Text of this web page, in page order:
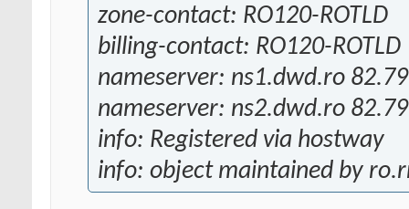
zone-contact: RO120-ROTLD
billing-contact: RO120-ROTLD
nameserver: ns1.dwd.ro
nameserver: ns2.dwd.ro
info: Registered via hostway
info: object maintained by